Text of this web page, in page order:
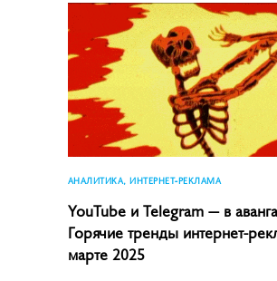
АНАЛИТИКА, ИНТЕРНЕТ-РЕКЛАМА
YouTube и Telegram — в
Горячие тренды интернет-
марте 2025